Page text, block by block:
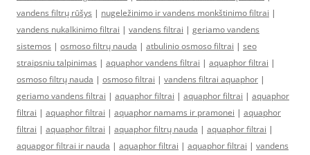
vandens filtrų rūšys | nugeležinimo ir vandens monkštinimo filtrai |
vandens nukalkinimo filtrai | vandens filtrai | geriamo vandens
sistemos | osmoso filtrų nauda | atbulinio osmoso filtrai | seo
straipsniu talpinimas | aquaphor vandens filtrai | aquaphor filtrai |
osmoso filtrų nauda | osmoso filtrai | vandens filtrai aquaphor |
geriamo vandens filtrai | aquaphor filtrai | aquaphor filtrai | aquaphor
filtrai | aquaphor filtrai | aquaphor namams ir pramonei | aquaphor
filtrai | aquaphor filtrai | aquaphor filtrų nauda | aquaphor filtrai |
aquapgor filtrai ir nauda | aquaphor filtrai | aquaphor filtrai | vandens